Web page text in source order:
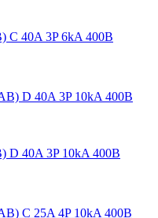
C 40A 3P 6kA 400В
D 40A 3P 10kA 400В